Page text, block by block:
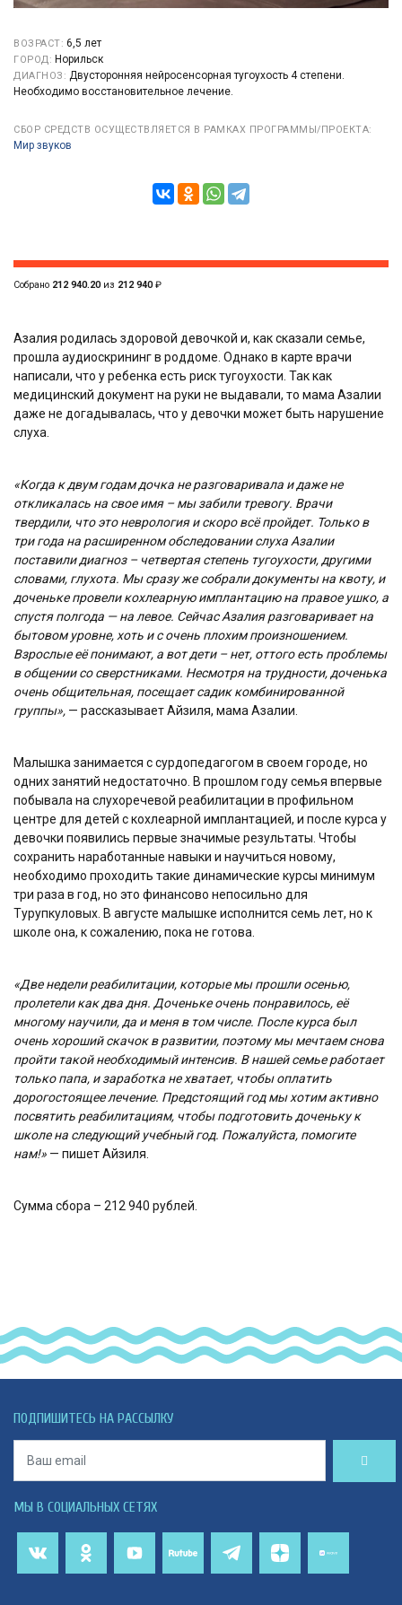
ВОЗРАСТ: 6,5 лет
ГОРОД: Норильск
ДИАГНОЗ: Двусторонняя нейросенсорная тугоухость 4 степени.
Необходимо восстановительное лечение.
СБОР СРЕДСТВ ОСУЩЕСТВЛЯЕТСЯ В РАМКАХ ПРОГРАММЫ/ПРОЕКТА:
Мир звуков
Собрано 212 940.20из 212 940₽
Азалия родилась здоровой девочкой и, как сказали семье,
прошла аудиоскрининг в роддоме. Однако в карте врачи
написали, что у ребенка есть риск тугоухости. Так как
медицинский документ на руки не выдавали, то мама Азалии
даже не догадывалась, что у девочки может быть нарушение
слуха.
«Когда к двум годам дочка не разговаривала и даже не
откликалась на свое имя – мы забили тревогу. Врачи
твердили, что это неврология и скоро всё пройдет. Только в
три года на расширенном обследовании слуха Азалии
поставили диагноз – четвертая степень тугоухости, другими
словами, глухота. Мы сразу же собрали документы на квоту, и
доченьке провели кохлеарную имплантацию на правое ушко, а
спустя полгода — на левое. Сейчас Азалия разговаривает на
бытовом уровне, хоть и с очень плохим произношением.
Взрослые её понимают, а вот дети – нет, оттого есть проблемы
в общении со сверстниками. Несмотря на трудности, доченька
очень общительная, посещает садик комбинированной
группы», — рассказывает Айзиля, мама Азалии.
Малышка занимается с сурдопедагогом в своем городе, но
одних занятий недостаточно. В прошлом году семья впервые
побывала на слухоречевой реабилитации в профильном
центре для детей с кохлеарной имплантацией, и после курса у
девочки появились первые значимые результаты. Чтобы
сохранить наработанные навыки и научиться новому,
необходимо проходить такие динамические курсы минимум
три раза в год, но это финансово непосильно для
Турупкуловых. В августе малышке исполнится семь лет, но к
школе она, к сожалению, пока не готова.
«Две недели реабилитации, которые мы прошли осенью,
пролетели как два дня. Доченьке очень понравилось, её
многому научили, да и меня в том числе. После курса был
очень хороший скачок в развитии, поэтому мы мечтаем снова
пройти такой необходимый интенсив. В нашей семье работает
только папа, и заработка не хватает, чтобы оплатить
дорогостоящее лечение. Предстоящий год мы хотим активно
посвятить реабилитациям, чтобы подготовить доченьку к
школе на следующий учебный год. Пожалуйста, помогите
нам!» — пишет Айзиля.
Сумма сбора – 212 940 рублей.
ПОДПИШИТЕСЬ НА РАССЫЛКУ
МЫ В СОЦИАЛЬНЫХ СЕТЯХ